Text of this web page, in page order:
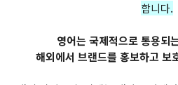
합니다.
영어는 국제적으로 통용되
해외에서 브랜드를 홍보하고 보